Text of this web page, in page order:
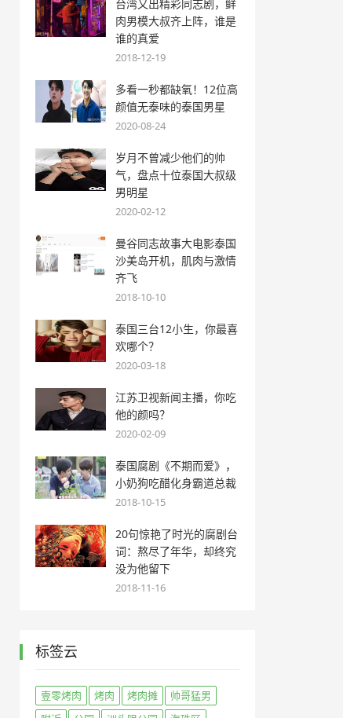
台湾又出精彩同志剧，鲜
肉男模大叔齐上阵，谁是
谁的真爱
2018-12-19
多看一秒都缺氧！12位高
颜值无泰味的泰国男星
2020-08-24
岁月不曾减少他们的帅
气，盘点十位泰国大叔级
男明星
2020-02-12
曼谷同志故事大电影泰国
沙美岛开机，肌肉与激情
齐飞
2018-10-10
泰国三台12小生，你最喜
欢哪个？
2020-03-18
江苏卫视新闻主播，你吃
他的颜吗？
2020-02-09
泰国腐剧《不期而爱》，
小奶狗吃醋化身霸道总裁
2018-10-15
20句惊艳了时光的腐剧台
词：熬尽了年华，却终究
没为他留下
2018-11-16
标签云
壹零烤肉 烤肉 烤肉摊
帅哥猛男